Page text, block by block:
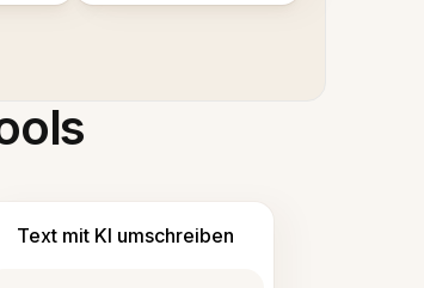
Text mit KI umschreiben